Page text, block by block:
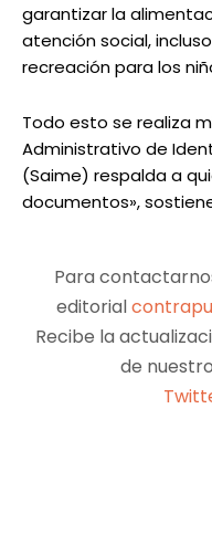
garantizar la
atención social,
recreación para los
Todo esto se realiza
Administrativo de
(Saime) respalda a
documentos»,
Para
editorial
Recibe la
de nuestro